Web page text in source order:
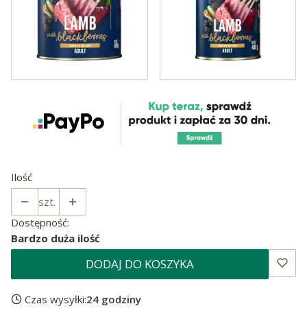
Ilość
szt.
Dostępność:
Bardzo duża ilość
DODAJ DO KOSZYKA
Czas wysyłki:24 godziny